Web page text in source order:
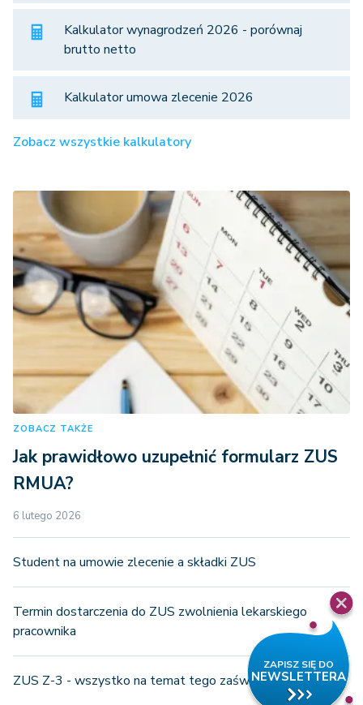
Kalkulator wynagrodzeń 2026 - porównaj
brutto netto
Kalkulator umowa zlecenie 2026
Zobacz wszystkie kalkulatory
ZOBACZ TAKŻE
Jak prawidłowo uzupełnić formularz ZUS
RMUA?
6 lutego 2026
Student na umowie zlecenie a składki ZUS
Termin dostarczenia do ZUS zwolnienia lekarskiego
pracownika
ZUS Z-3 - wszystko na temat tego zaświadczenia